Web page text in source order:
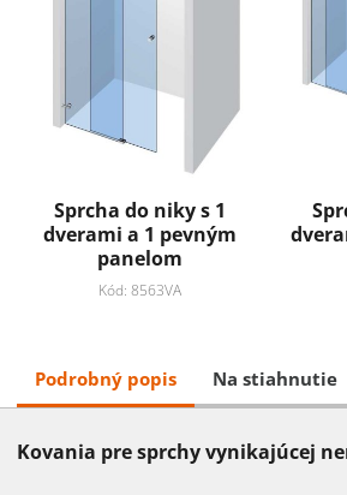
Sprcha do niky s 1
dverami a 1 pevným
panelom
Kód: 8563VA
Podrobný popis Na stiahnutie
Kovania pre sprchy vynikajúcej